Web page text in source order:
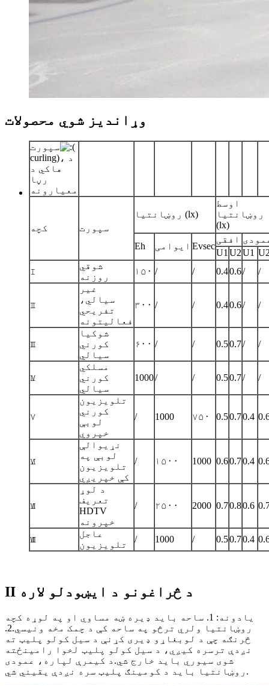
وړاندیز شوي محصولات
سپورت
curling)، د
هاکي د
رڼا
معیارونه
کچه سپورت
روښانتیا (lx)
اوسط
روښانتیا
(lx)
Eh ایوامی Evsec
افقی
U1 U2U1
Ⅰ
شوقي
روزنه
۱۵۰ / / 0.40.6/ /
Ⅱ
غیر
سیالي،
تفریحي
فعالیتونه
۳۰۰ / / 0.40.6/ /
Ⅲ
شوکیا
کورني
سیالي
۶۰۰ / / 0.50.7/ /
Ⅳ
مسلکي
کورني
سیالي
1000/ / 0.50.7/ /
Ⅴ
تلویزیون
کورني
لوبې
خپروي
/ 1000 ۷۵۰ 0.50.70.4
Ⅵ
نړیوالې
لوبې په
تلویزیون
کې خپریږي
/ ۱۵۰۰ 1000 0.60.70.4
Ⅶ
د لوړ
تعریف
HDTV
خپرونه
/ ۲۵۰۰ 2000 0.70.80.6
Ⅷ
عاجل
تلویزیون
/ 1000 / 0.50.70.4
II د څراغونو د ایښودلو لاره
یادونه: 1. ساحه باید ډیره ښه مساوي او په لوړه کچه
روښانتیا ولري ترڅو په ساحه کې د چمک مخه ونیسي.2.
څرنګه چې د لوبغاړو ډیری کړنې د سیل کولو پلیټ ته
نږدې ترسره کیږي، د سیل کولو پلیټ لخوا رامینځته
شوی سیوري باید خارج شي.د کیمرې لپاره، عمودی
روښانتیا باید د کومینګ پلیټ سره نږدې یقیني شي.